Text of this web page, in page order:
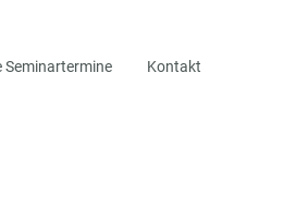
Seminartermine Kontakt